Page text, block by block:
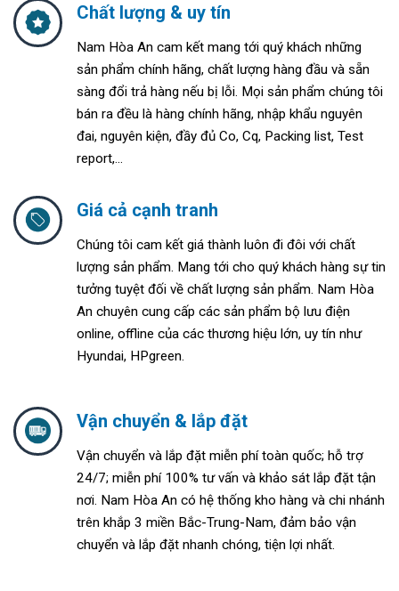
Chất lượng & uy tín
Nam Hòa An cam kết mang tới quý khách những
sản phẩm chính hãng, chất lượng hàng đầu và sẵn
sàng đổi trả hàng nếu bị lỗi. Mọi sản phẩm chúng tôi
bán ra đều là hàng chính hãng, nhập khẩu nguyên
đai, nguyên kiện, đầy đủ Co, Cq, Packing list, Test
report,...
Giá cả cạnh tranh
Chúng tôi cam kết giá thành luôn đi đôi với chất
lượng sản phẩm. Mang tới cho quý khách hàng sự tin
tưởng tuyệt đối về chất lượng sản phẩm. Nam Hòa
An chuyên cung cấp các sản phẩm bộ lưu điện
online, offline của các thương hiệu lớn, uy tín như
Hyundai, HPgreen.
Vận chuyển & lắp đặt
Vận chuyển và lắp đặt miễn phí toàn quốc; hỗ trợ
24/7; miễn phí 100% tư vấn và khảo sát lắp đặt tận
nơi. Nam Hòa An có hệ thống kho hàng và chi nhánh
trên khắp 3 miền Bắc-Trung-Nam, đảm bảo vận
chuyển và lắp đặt nhanh chóng, tiện lợi nhất.